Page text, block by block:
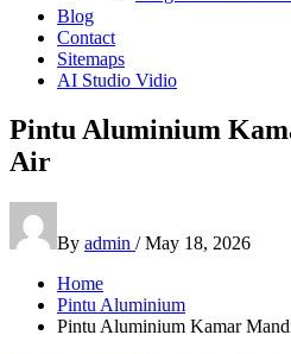
Blog
Contact
Sitemaps
AI Studio Vidio
Pintu Aluminium
Air
By admin /May 18, 2026
Home
Pintu Aluminium
Pintu Aluminium Kamar